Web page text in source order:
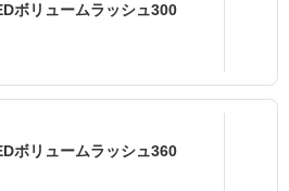
ボリュームラッシュ300
ボリュームラッシュ360